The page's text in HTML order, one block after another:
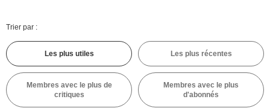
Trier par :
Les plus utiles Les plus récentes
Membres avec le plus de
critiques
Membres avec le plus
d'abonnés